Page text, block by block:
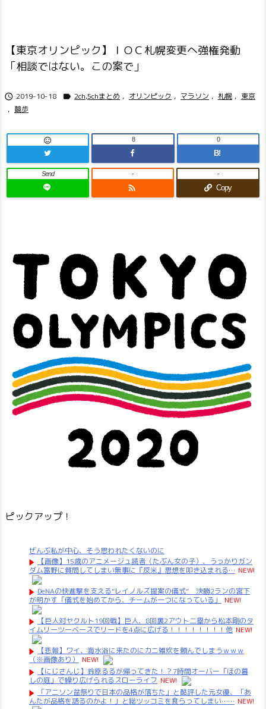
【東京オリンピック】ＩＯＣ札幌変更へ強権発動
「相談ではない。この案で」
 2019-10-18  2ch,5chまとめ , オリンピック , マラソン , 札幌 , 東京
, 競歩
 8
B!
0
Send

-
Copy
-
ピックアップ！
ぜんぶ私が中心、そう思われたくないのに
【画像】15歳のアニメージュ読者（たぶん女の子）、うっかりガン
ダム富野に質問してしまい無事に『反米』思想を叩き込まれる… NEW!
DeNAの快進撃を支える”レイノルズ提案の儀式” 決勝2ランの宮下
が明かす「儀式を始めてから、チームが一つになっている」
NEW!
【巨人対ヤクルト19回戦】巨人、8回裏2アウト二塁から松本剛のタ
イムリーツーベースでリードを4点に広げる！！！！！！！！他 NEW!
【悲報】ワイ、海水浴に来たのにカニ雑炊を頼んでしまうｗｗｗ
（※画像あり）
NEW!
【にじさんじ】鈴原るるが帰ってきた！？7時間オーバー「ほの暮
しの庭」で繰り広げられるスローライフ NEW!
「アニソン盆祭りで日本の品格が落ちた」と酷評した元女優、「あ
んたが品格を語るのかよ！」と総ツッコミを食らってしまい…… NEW!